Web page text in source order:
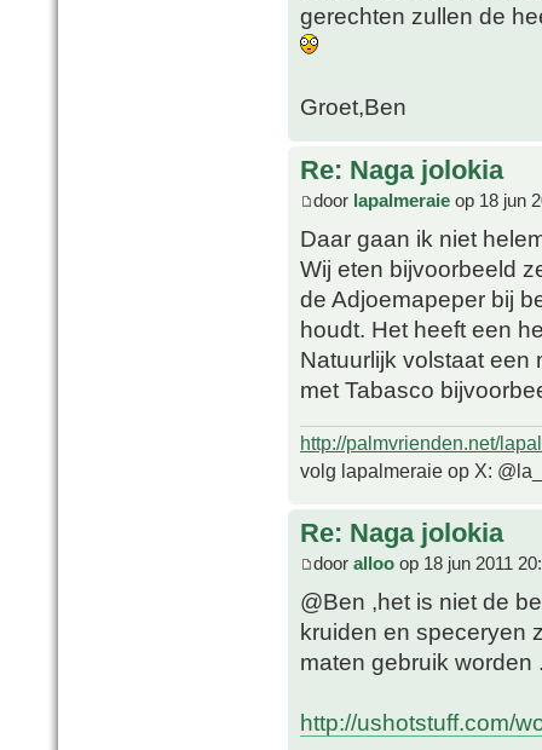
gerechten zullen de
Groet,Ben
Re: Naga jolokia
door lapalmeraie op 18 jun
Daar gaan ik niet
Wij eten bijvoorbeeld
de Adjoemapeper bij
houdt. Het heeft een
Natuurlijk volstaat een
met Tabasco
http://palmvrienden.net/
volg lapalmeraie op X:
Re: Naga jolokia
door alloo op 18 jun 2011
@Ben ,het is niet de
kruiden en speceryen
maten gebruik worden
http://ushotstuff.com/